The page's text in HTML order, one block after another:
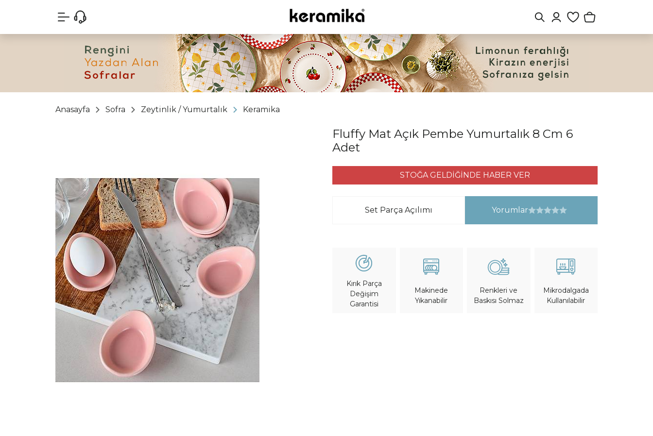
Anasayfa Sofra Zeytinlik / Yumurtalık Keramika
Fluffy Mat Açık Pembe Yumurtalık 8 Cm 6
Adet
STOĞA GELDİĞİNDE HABER VER
Set Parça Açılımı Yorumlar
Kırık Parça
Değişim
Garantisi
Makinede
Yıkanabilir
Renkleri ve
Baskısı Solmaz
Mikrodalgada
Kullanılabilir